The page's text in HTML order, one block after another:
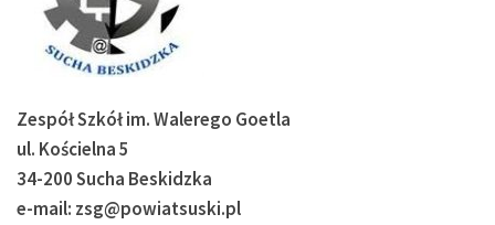
Zespół Szkół im. Walerego Goetla
ul. Kościelna 5
34-200 Sucha Beskidzka
e-mail: zsg@powiatsuski.pl